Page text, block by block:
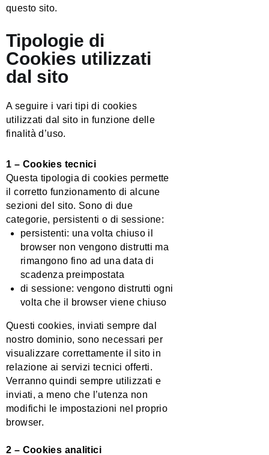
questo sito.
Tipologie di
Cookies utilizzati
dal sito
A seguire i vari tipi di cookies
utilizzati dal sito in funzione delle
finalità d’uso.
1 – Cookies tecnici
Questa tipologia di cookies permette
il corretto funzionamento di alcune
sezioni del sito. Sono di due
categorie, persistenti o di sessione:
persistenti: una volta chiuso il
browser non vengono distrutti ma
rimangono fino ad una data di
scadenza preimpostata
di sessione: vengono distrutti ogni
volta che il browser viene chiuso
Questi cookies, inviati sempre dal
nostro dominio, sono necessari per
visualizzare correttamente il sito in
relazione ai servizi tecnici offerti.
Verranno quindi sempre utilizzati e
inviati, a meno che l’utenza non
modifichi le impostazioni nel proprio
browser.
2 – Cookies analitici